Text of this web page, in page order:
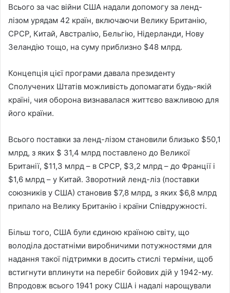
Всього за час війни США надали допомогу за ленд-
лізом урядам 42 країн, включаючи Велику Британію,
СРСР, Китай, Австралію, Бельгію, Нідерланди, Нову
Зеландію тощо, на суму приблизно $48 млрд.
Концепція цієї програми давала президенту
Сполучених Штатів можливість допомагати будь-якій
країні, чия оборона визнавалася життєво важливою для
його країни.
Всього поставки за ленд-лізом становили близько $50,1
млрд, з яких $ 31,4 млрд поставлено до Великої
Британії, $11,3 млрд – в СРСР, $3,2 млрд – до Франції і
$1,6 млрд – у Китай. Зворотний ленд-ліз (поставки
союзників у США) становив $7,8 млрд, з яких $6,8 млрд
припало на Велику Британію і країни Співдружності.
Більш того, США були єдиною країною світу, що
володіла достатніми виробничими потужностями для
надання такої підтримки в досить стислі терміни, щоб
встигнути вплинути на перебіг бойових дій у 1942-му.
Впродовж всього 1941 року США і надалі нарощували